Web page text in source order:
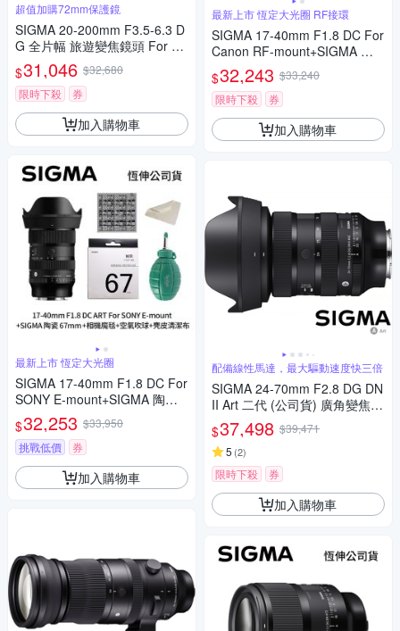
超值加購72mm保護鏡
SIGMA 20-200mm F3.5-6.3 D
G 全片幅 旅遊變焦鏡頭 For S
ONY E-mount + SIGMA WR U
V 72mm 最頂級保護鏡 (公司
貨)
$31,046 $32,680
限時下殺
券
加入購物車
最新上市 恆定大光圈
SIGMA 17-40mm F1.8 DC For
SONY E-mount+SIGMA 陶瓷 6
7mm保護鏡+相機魔毯+BW-13
0吹球+3030麂皮清潔布 (公司
貨)
$32,253 $33,950
挑戰低價
券
加入購物車
最新上市 恆定大光圈 RF接環
SIGMA 17-40mm F1.8 DC For
Canon RF-mount+SIGMA 陶
瓷 67mm保護鏡+相機魔毯+BW
-130吹球+麂皮清潔布(公司貨)
$32,243 $33,240
限時下殺
券
加入購物車
配備線性馬達，最大驅動速度快三倍
SIGMA 24-70mm F2.8 DG DN
II Art 二代 (公司貨) 廣角變焦鏡
頭 全片幅無反微單眼鏡頭 旅遊
鏡 大三元
$37,498 $39,471
5 (2)
限時下殺 券
加入購物車